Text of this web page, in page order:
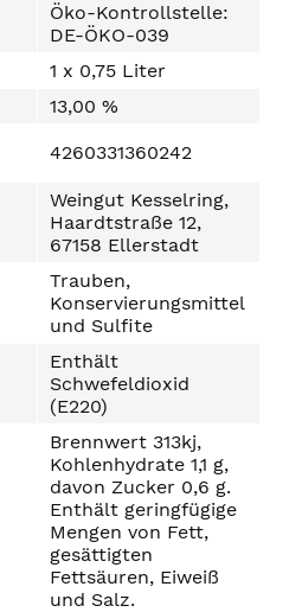
Öko-Kontrollstelle:
DE-ÖKO-039
1 x 0,75 Liter
13,00 %
4260331360242
Weingut Kesselring,
Haardtstraße 12,
67158 Ellerstadt
Trauben,
Konservierungsmittel
und Sulfite
Enthält
Schwefeldioxid
(E220)
Brennwert 313kj,
Kohlenhydrate 1,1 g,
davon Zucker 0,6 g.
Enthält geringfügige
Mengen von Fett,
gesättigten
Fettsäuren, Eiweiß
und Salz.